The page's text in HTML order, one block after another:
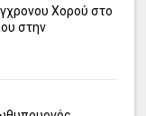
Χορού στο
στην